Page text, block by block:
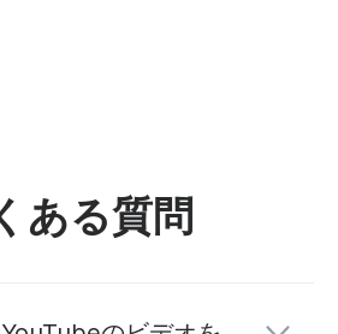
ある質問